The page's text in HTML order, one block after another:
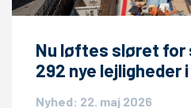
Nu løftes sløret for
292 nye lejligheder
Nyhed: 22. maj 2026